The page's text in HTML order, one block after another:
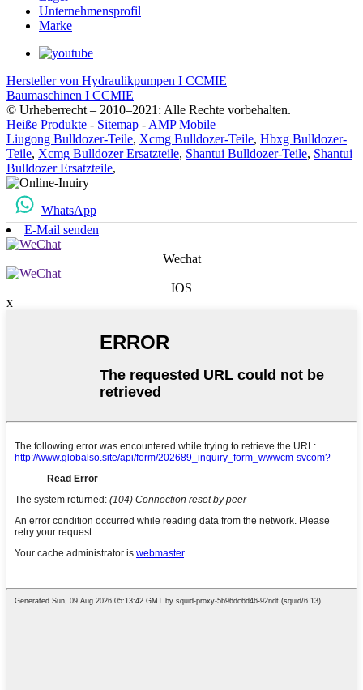
Unternehmensprofil
Marke
Hersteller von Hydraulikpumpen I CCMIE
Baumaschinen I CCMIE
© Urheberrecht – 2010–2021: Alle Rechte vorbehalten.
Heiße Produkte - Sitemap - AMP Mobile
Liugong Bulldozer-Teile, Xcmg Bulldozer-Teile, Hbxg Bulldozer-
Teile, Xcmg Bulldozer Ersatzteile, Shantui Bulldozer-Teile, Shantui
Bulldozer Ersatzteile,
WhatsApp
E-Mail senden
Wechat
IOS
x